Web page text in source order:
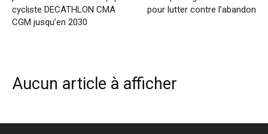
cycliste DECATHLON CMA
CGM jusqu’en 2030
pour lutter contre l’abandon
Aucun article à afficher